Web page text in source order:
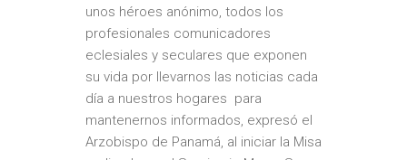
unos héroes anónimo, todos los
profesionales comunicadores
eclesiales y seculares que exponen
su vida por llevarnos las noticias cada
día a nuestros hogares para
mantenernos informados, expresó el
Arzobispo de Panamá, al iniciar la Misa